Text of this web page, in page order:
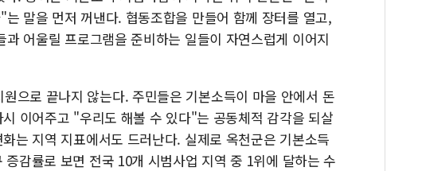
말을 먼저 꺼낸다. 협동조합을 만들어 함께 장터를 열고,
어울릴 프로그램을 준비하는 일들이 자연스럽게 이어지
으로 끝나지 않는다. 주민들은 기본소득이 마을 안에서 돈
이어주고 "우리도 해볼 수 있다"는 공동체적 감각을 되살
는 지역 지표에서도 드러난다. 실제로 옥천군은 기본소득
감률로 보면 전국 10개 시범사업 지역 중 1위에 달하는 수